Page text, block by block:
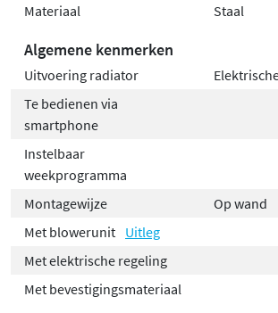
Materiaal
Staal
Algemene kenmerken
Uitvoering radiator
Te bedienen via
smartphone
Instelbaar
weekprogramma
Montagewijze
Op wand
Met blowerunit Uitleg
Met elektrische regeling
Met bevestigingsmateriaal